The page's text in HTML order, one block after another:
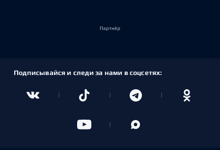
Партнёр
Подписывайся и следи за нами в соцсетях: